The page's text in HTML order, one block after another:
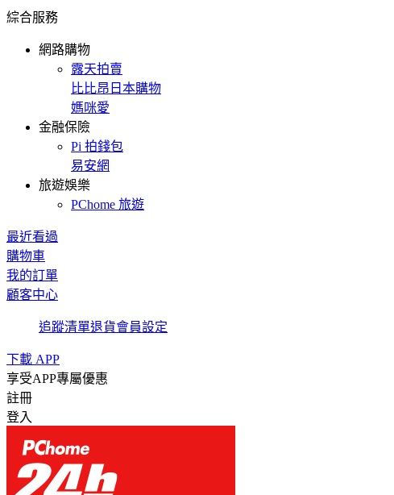
綜合服務
網路購物
露天拍賣
比比昂日本購物
媽咪愛
金融保險
Pi 拍錢包
易安網
旅遊娛樂
PChome 旅遊
最近看過
購物車
我的訂單
顧客中心
追蹤清單退貨會員設定
下載 APP
享受APP專屬優惠
註冊
登入